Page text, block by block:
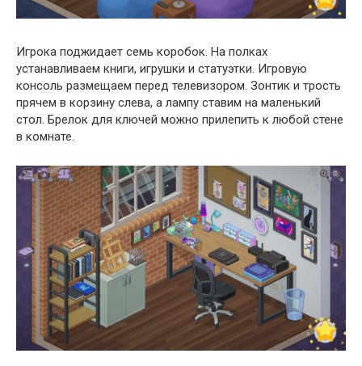
Игрока поджидает семь коробок. На полках
устанавливаем книги, игрушки и статуэтки. Игровую
консоль размещаем перед телевизором. Зонтик и трость
прячем в корзину слева, а лампу ставим на маленький
стол. Брелок для ключей можно прилепить к любой стене
в комнате.